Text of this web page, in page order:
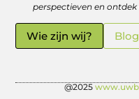
perspectieven en
Wie zijn wij?
@2025